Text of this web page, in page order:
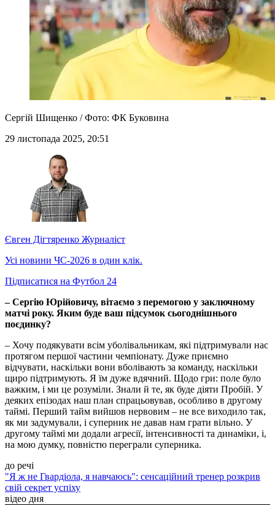
Сергій Шищенко / Фото: ФК Буковина
29 листопада 2025, 20:51
Євген Дігтяренко Журналіст
Усі новини ЧС-2026 в один клік.
Підписатися на Футбол 24
– Сергію Юрійовичу, вітаємо з перемогою у заключному
матчі року. Яким буде ваш підсумок сьогоднішнього
поєдинку?
– Хочу подякувати всім уболівальникам, які підтримували нас
протягом першої частини чемпіонату. Дуже приємно
відчувати, наскільки вони вболівають за команду, наскільки
щиро підтримують. Я їм дуже вдячний. Щодо гри: поле було
важким, і ми це розуміли. Знали й те, як буде діяти Пробій. У
деяких епізодах наш план спрацьовував, особливо в другому
таймі. Перший тайм вийшов нервовим – не все виходило так,
як ми задумували, і суперник не давав нам грати вільно. У
другому таймі ми додали агресії, інтенсивності та динаміки, і,
на мою думку, повністю переграли суперника.
до речі
"Я ж не Гвардіола, я навчаюсь": сенсаційний тренер розкрив
свій секрет успіху
відео дня